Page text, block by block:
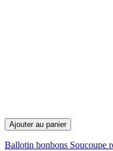
Ajouter au panier
Ballotin bonbons Soucoupe